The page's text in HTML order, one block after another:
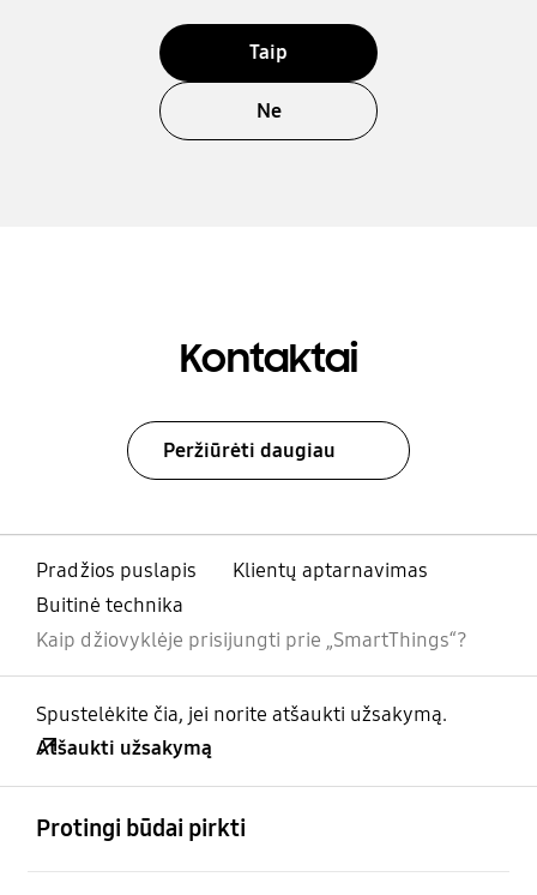
Taip
Ne
Kontaktai
Peržiūrėti daugiau
Pradžios puslapis
Klientų aptarnavimas
Buitinė technika
Kaip džiovyklėje prisijungti prie „SmartThings“?
Spustelėkite čia, jei norite atšaukti užsakymą.
Atšaukti užsakymą
Protingi būdai pirkti